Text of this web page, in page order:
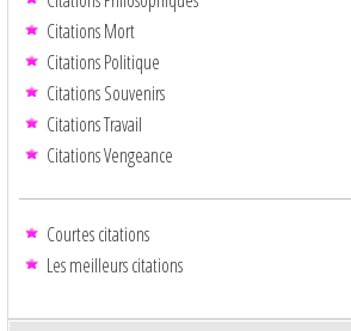
Citations Mort
Citations Politique
Citations Souvenirs
Citations Travail
Citations Vengeance
Courtes citations
Les meilleurs citations